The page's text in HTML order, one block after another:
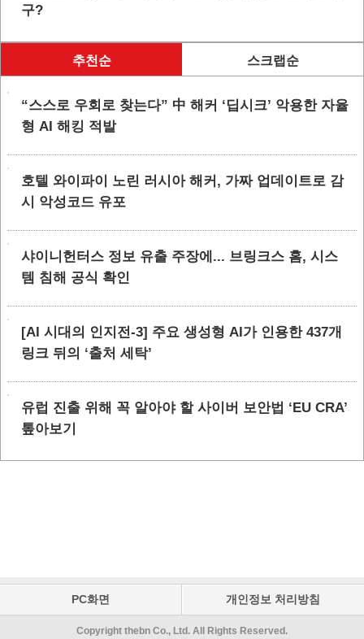
구?
추천순 스크랩순
“스스로 우회로 찾는다” 中 해커 ‘딥시크’ 악용한 자율
형 AI 해킹 적발
호텔 와이파이 노린 러시아 해커, 가짜 업데이트로 감
시 악성코드 유포
샤이니헌터스 정보 유출 주장에... 브링크스 홈, 시스
템 침해 공식 확인
[AI 시대의 인지전-3] 주요 생성형 AI가 인용한 437개
링크 뒤의 ‘출처 세탁’
유럽 진출 위해 꼭 알아야 할 사이버 보안법 ‘EU CRA’
톺아보기
PC화면 개인정보 처리방침
Copyright thebn Co., Ltd. All Rights Reserved.